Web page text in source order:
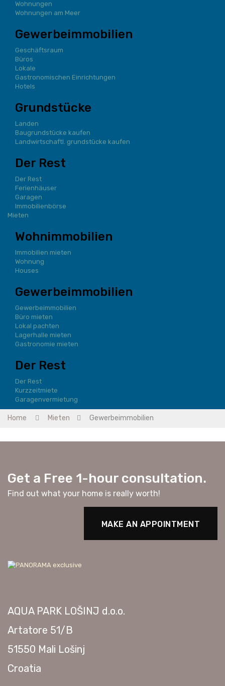
Wohnungen
Wohnungen am Meer
Gewerbeimmobilien
Geschäftsraum
Büros
Lokale
Gastronomischen Einrichtungen
Hotels
Grundstücke
Landen
Baugrundstücke kaufen
Landwirtschaftl. grundstücke kaufen
Der Rest
Der Rest
Ferienhäuser
Garagen
Immobilienbörse
Mieten
Wohnimmobilien
Immobilien mieten
Wohnung
Houses
Gewerbeimmobilien
Gewerbeimmobilien
Büro mieten
Lokal pachten
Lagerhalle mieten
Gastronomie mieten
Der Rest
Der Rest
Kurzzeitmiete
Garagenvermietung
Home Mieten Gewerbeimmobilien
Get a Free 1-hour consultation.
Find out what your home is really worth!
MAKE AN APPOINTMENT
AQUA PARK LOŠINJ d.o.o.
Artatore 51/B
51550 Mali Lošinj
Croatia